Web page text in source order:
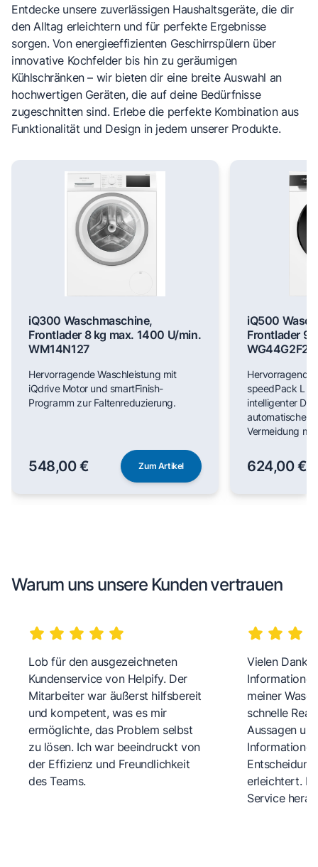
Entdecke unsere zuverlässigen Haushaltsgeräte, die dir
den Alltag erleichtern und für perfekte Ergebnisse
sorgen. Von energieeffizienten Geschirrspülern über
innovative Kochfelder bis hin zu geräumigen
Kühlschränken – wir bieten dir eine breite Auswahl an
hochwertigen Geräten, die auf deine Bedürfnisse
zugeschnitten sind. Erlebe die perfekte Kombination aus
Funktionalität und Design in jedem unserer Produkte.
iQ300 Waschmaschine,
Frontlader 8 kg max. 1400 U/min.
WM14N127
Hervorragende Waschleistung mit
iQdrive Motor und smartFinish-
Programm zur Faltenreduzierung.
548,00 € Zum Artikel
iQ500
Frontlader 9
WG44G2F22
Hervorragende
speedPack L
intelligenter
automatischer
Vermeidung
624,00 €
Warum uns unsere Kunden vertrauen
Lob für den ausgezeichneten
Kundenservice von Helpify. Der
Mitarbeiter war äußerst hilfsbereit
und kompetent, was es mir
ermöglichte, das Problem selbst
zu lösen. Ich war beeindruckt von
der Effizienz und Freundlichkeit
des Teams.
Vielen Dank
meiner
schnelle
Aussagen
erleichtert.
Service